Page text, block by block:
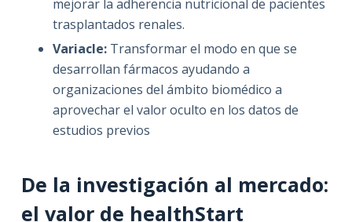
mejorar la adherencia nutricional de pacientes
trasplantados renales.
Variacle:Transformar el modo en que se
desarrollan fármacos ayudando a
organizaciones del ámbito biomédico a
aprovechar el valor oculto en los datos de
estudios previos
De la investigación al mercado:
el valor de healthStart